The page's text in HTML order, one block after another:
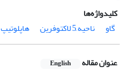
کلیدواژه‌ها
گاو
ناحیه َ5 لاکتوفرین هاپلوتیپ
عنوان مقاله English